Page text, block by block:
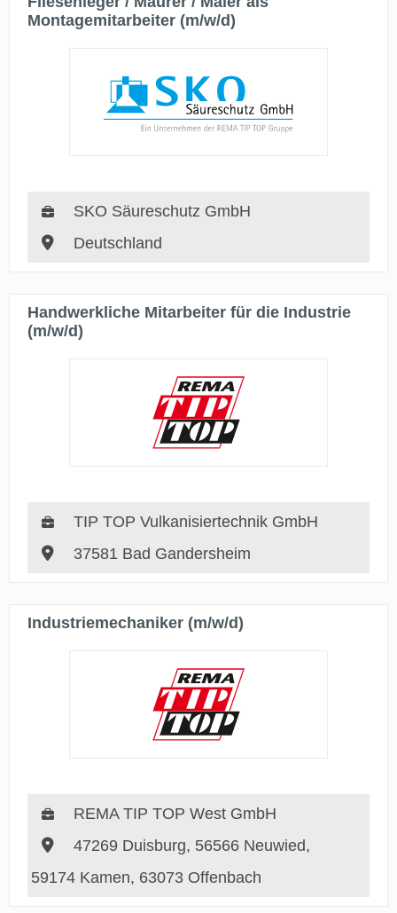
Montagemitarbeiter (m/w/d)
SKO Säureschutz GmbH
Deutschland
Handwerkliche Mitarbeiter für die Industrie
(m/w/d)
TIP TOP Vulkanisiertechnik GmbH
37581 Bad Gandersheim
Industriemechaniker (m/w/d)
REMA TIP TOP West GmbH
47269 Duisburg, 56566 Neuwied,
59174 Kamen, 63073 Offenbach